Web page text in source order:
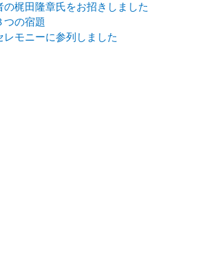
の梶田隆章氏をお招きしました
つの宿題
モニーに参列しました